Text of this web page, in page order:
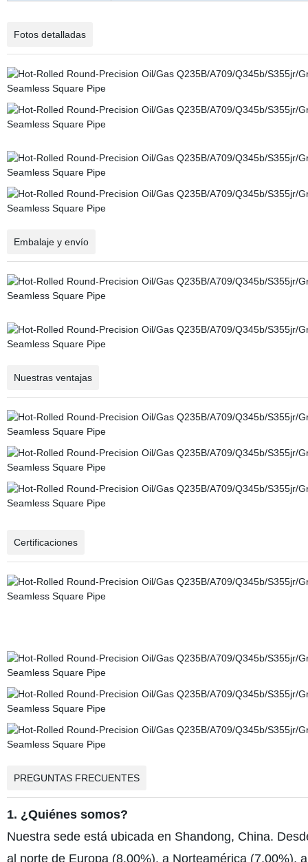
Fotos detalladas
Embalaje y envío
Nuestras ventajas
Certificaciones
PREGUNTAS FRECUENTES
1. ¿Quiénes somos?
Nuestra sede está ubicada en Shandong, China.
al norte de Europa (8,00%), a Norteamérica (7,00%),